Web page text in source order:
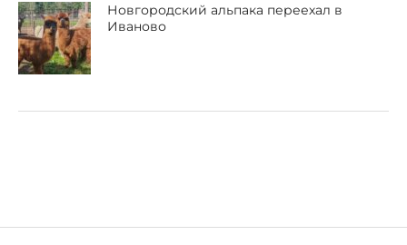
Новгородский альпака переехал в
Иваново